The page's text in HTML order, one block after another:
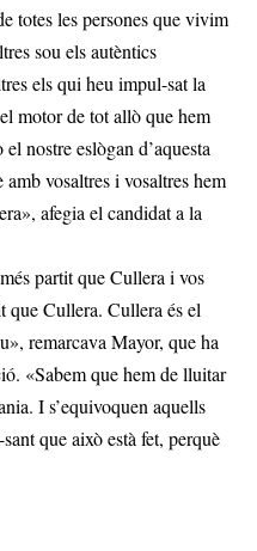
totes les persones que vivim
sou els autèntics
els qui heu impul-sat la
motor de tot allò que hem
nostre eslògan d’aquesta
vosaltres i vosaltres hem
afegia el candidat a la
partit que Cullera i vos
que Cullera. Cullera és el
remarcava Mayor, que ha
«Sabem que hem de lluitar
I s’equivoquen aquells
que això està fet, perquè